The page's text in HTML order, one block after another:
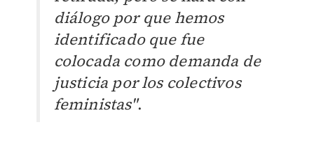
diálogo por que hemos
identificado que fue
colocada como demanda de
justicia por los colectivos
feministas".